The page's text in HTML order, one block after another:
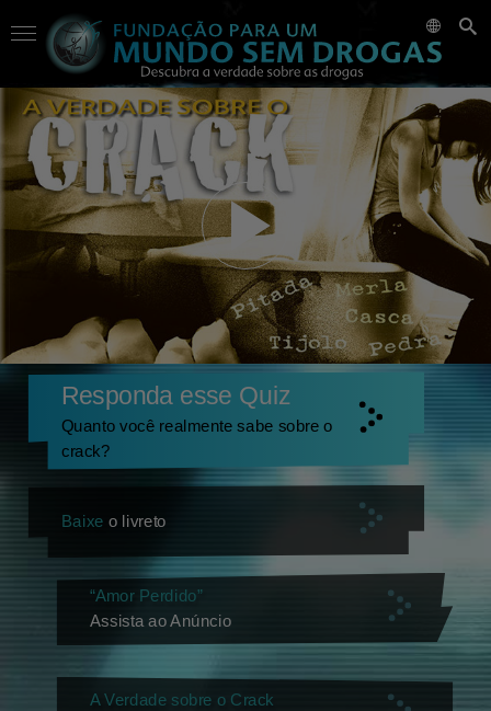
Responda esse Quiz
Quanto você realmente sabe sobre o
crack?
Baixe o livreto
“Amor Perdido”
Assista ao Anúncio
A Verdade sobre o Crack